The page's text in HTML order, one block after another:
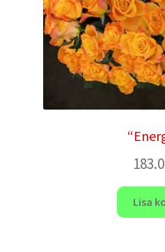
Lisa